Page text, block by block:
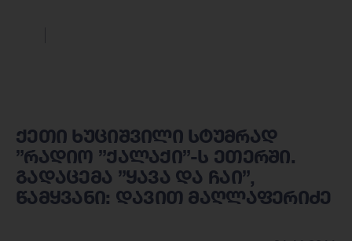
ქეთი ხუციშვილი სტუმრად
”რადიო ”ქალაქი”-ს ეთერში.
გადაცემა ”ყავა და ჩაი”,
წამყვანი: დავით მაღლაფერიძე